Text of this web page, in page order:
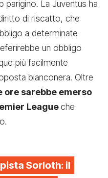
parigino. La Juventus ha
di riscatto, che
a determinate
un obbligo
più facilmente
bianconera. Oltre
ore sarebbe emerso
Leagueche
Sorloth: il